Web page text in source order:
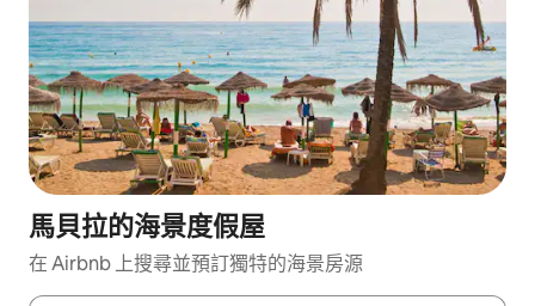
馬貝拉的海景度假屋
在 Airbnb 上搜尋並預訂獨特的海景房源